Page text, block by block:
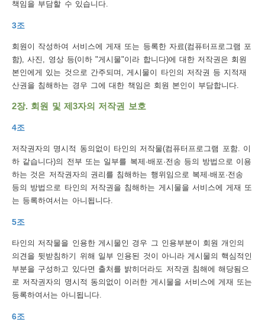
책임을 부담할 수 있습니다.
3조
회원이 작성하여 서비스에 게재 또는 등록한 자료(컴퓨터프로그램 포
함), 사진, 영상 등(이하 "게시물"이라 합니다)에 대한 저작권은 회원
본인에게 있는 것으로 간주되며, 게시물이 타인의 저작권 등 지적재
산권을 침해하는 경우 그에 대한 책임은 회원 본인이 부담합니다.
2장. 회원 및 제3자의 저작권 보호
4조
저작권자의 명시적 동의없이 타인의 저작물(컴퓨터프로그램 포함. 이
하 같습니다)의 전부 또는 일부를 복제·배포·전송 등의 방법으로 이용
하는 것은 저작권자의 권리를 침해하는 행위임으로 복제·배포·전송
등의 방법으로 타인의 저작권을 침해하는 게시물을 서비스에 게재 또
는 등록하여서는 아니됩니다.
5조
타인의 저작물을 인용한 게시물인 경우 그 인용부분이 회원 개인의
의견을 뒷받침하기 위해 일부 인용된 것이 아니라 게시물의 핵심적인
부분을 구성하고 있다면 출처를 밝히더라도 저작권 침해에 해당됨으
로 저작권자의 명시적 동의없이 이러한 게시물을 서비스에 게재 또는
등록하여서는 아니됩니다.
6조
메
뉴
사
이
트
맵
개
인
정
보
처
리
방